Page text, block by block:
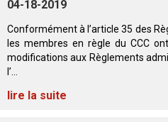
Corgi gallois (Cardigan)
Corgi gallois (Pembroke)
Pumi
Rhodesian ridgeback
Lévrier persan
Shikoku
Épagneul des champs
Épagneul français
Épagneul d’eau irlandais
Terrier wheaten à poil doux
Bull terrier du Staffordshire
Terrier gallois
Mâtin napolitain
Terre-Neuve
Chien d’eau portugais
04-18-2019
Conformément à l’article 35 des
les membres en règle du CCC
modifications aux Règlements
l’...
lire la suite